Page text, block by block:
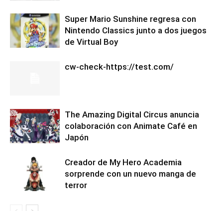
Super Mario Sunshine regresa con
Nintendo Classics junto a dos juegos
de Virtual Boy
cw-check-https://test.com/
The Amazing Digital Circus anuncia
colaboración con Animate Café en
Japón
Creador de My Hero Academia
sorprende con un nuevo manga de
terror